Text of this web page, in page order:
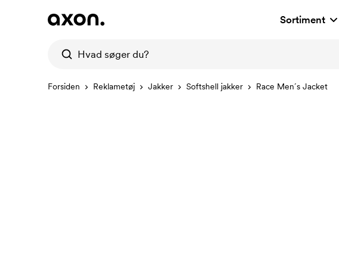
Sortiment
Forsiden Reklametøj Jakker Softshell jakker
Race Men´s Jacket